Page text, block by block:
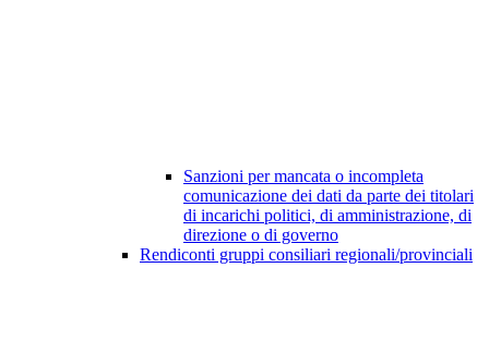
Sanzioni per mancata o incompleta
comunicazione dei dati da parte dei titolari
di incarichi politici, di amministrazione, di
direzione o di governo
Rendiconti gruppi consiliari regionali/provinciali